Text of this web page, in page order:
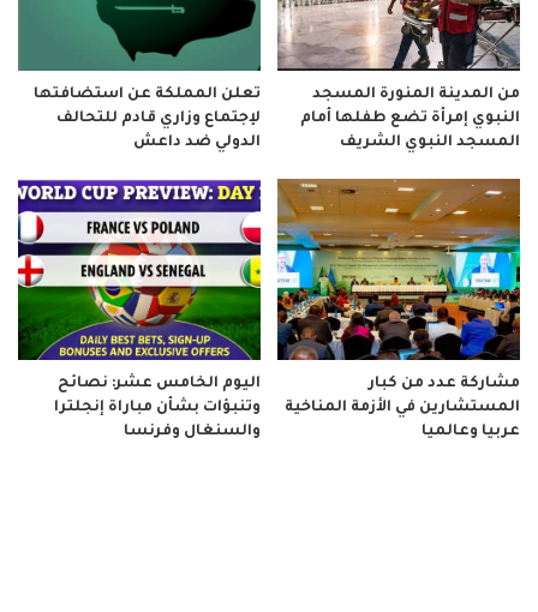
من المدينة المنورة المسجد
النبوي إمرأة تضع طفلها أمام
المسجد النبوي الشريف
تعلن المملكة عن استضافتها
لإجتماع وزاري قادم للتحالف
الدولي ضد داعش
مشاركة عدد من كبار
المستشارين في الأزمة المناخية
عربيا وعالميا
اليوم الخامس عشر: نصائح
وتنبؤات بشأن مباراة إنجلترا
والسنغال وفرنسا